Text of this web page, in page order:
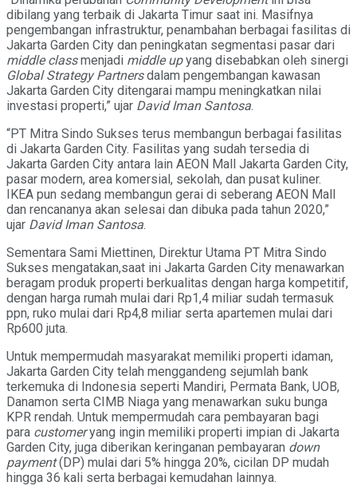
dibilang yang terbaik di Jakarta Timur saat ini. Masifnya
pengembangan infrastruktur, penambahan berbagai fasilitas di
Jakarta Garden City dan peningkatan segmentasi pasar dari
middle classmenjadi middle upyang disebabkan oleh sinergi
Global Strategy Partnersdalam pengembangan kawasan
Jakarta Garden City ditengarai mampu meningkatkan nilai
investasi properti,” ujar David Iman Santosa.
“PT Mitra Sindo Sukses terus membangun berbagai fasilitas
di Jakarta Garden City. Fasilitas yang sudah tersedia di
Jakarta Garden City antara lain AEON Mall Jakarta Garden City,
pasar modern, area komersial, sekolah, dan pusat kuliner.
IKEA pun sedang membangun gerai di seberang AEON Mall
dan rencananya akan selesai dan dibuka pada tahun 2020,”
ujar David Iman Santosa.
Sementara Sami Miettinen, Direktur Utama PT Mitra Sindo
Sukses mengatakan,saat ini Jakarta Garden City menawarkan
beragam produk properti berkualitas dengan harga kompetitif,
dengan harga rumah mulai dari Rp1,4 miliar sudah termasuk
ppn, ruko mulai dari Rp4,8 miliar serta apartemen mulai dari
Rp600 juta.
Untuk mempermudah masyarakat memiliki properti idaman,
Jakarta Garden City telah menggandeng sejumlah bank
terkemuka di Indonesia seperti Mandiri, Permata Bank, UOB,
Danamon serta CIMB Niaga yang menawarkan suku bunga
KPR rendah. Untuk mempermudah cara pembayaran bagi
para customeryang ingin memiliki properti impian di Jakarta
Garden City, juga diberikan keringanan pembayaran down
payment(DP) mulai dari 5% hingga 20%, cicilan DP mudah
hingga 36 kali serta berbagai kemudahan lainnya.